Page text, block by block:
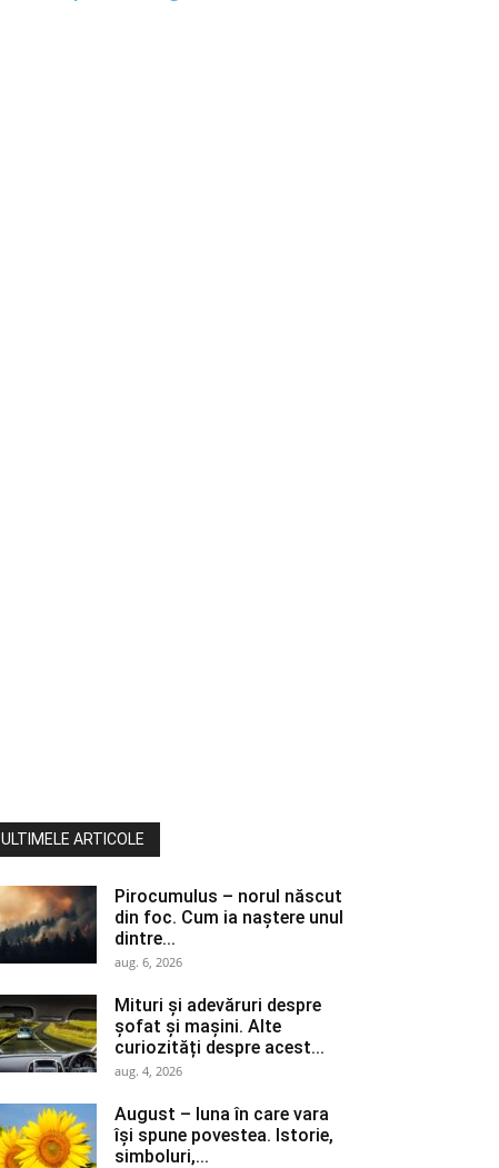
ULTIMELE ARTICOLE
Pirocumulus – norul născut
din foc. Cum ia naștere unul
dintre...
aug. 6, 2026
Mituri și adevăruri despre
șofat și mașini. Alte
curiozități despre acest...
aug. 4, 2026
August – luna în care vara
își spune povestea. Istorie,
simboluri,...